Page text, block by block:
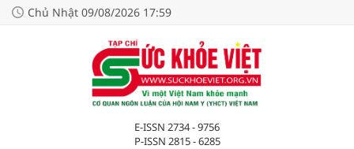
Chủ Nhật 09/08/2026 17:59
E-ISSN 2734 - 9756
P-ISSN 2815 - 6285